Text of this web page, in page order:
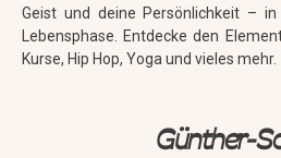
Geist und deine Persönlichkeit –
Lebensphase. Entdecke den
Kurse, Hip Hop, Yoga und vieles mehr.
Günther-